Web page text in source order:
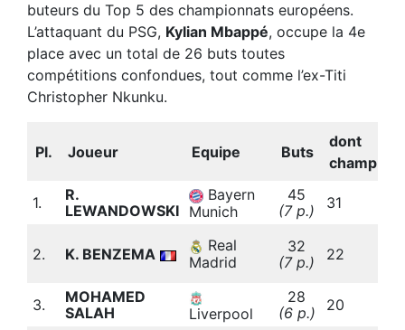
buteurs du Top 5 des championnats européens.
L’attaquant du PSG, Kylian Mbappé, occupe la 4e
place avec un total de 26 buts toutes
compétitions confondues, tout comme l’ex-Titi
Christopher Nkunku.
Pl. Joueur Equipe Buts
dont
champ.
1.
R.
LEWANDOWSKI
Bayern
Munich
45
(7 p.)
31
2. K. BENZEMA
Real
Madrid
32
(7 p.)
22
3.
MOHAMED
SALAH
Liverpool
28
(6 p.)
20